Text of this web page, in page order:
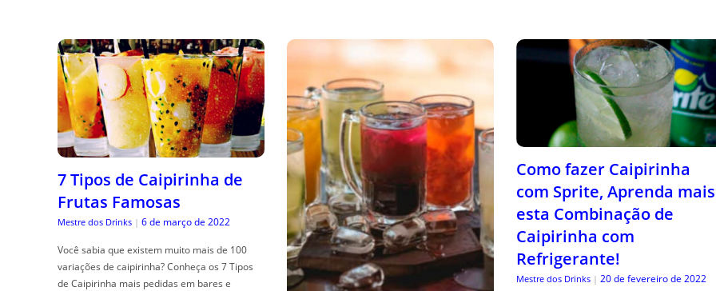
7 Tipos de Caipirinha de
Frutas Famosas
Mestre dos Drinks | 6 de março de 2022
Você sabia que existem muito mais de 100
variações de caipirinha? Conheça os 7 Tipos
de Caipirinha mais pedidas em bares e
Como fazer Caipirinha
com Sprite, Aprenda mais
esta Combinação de
Caipirinha com
Refrigerante!
Mestre dos Drinks | 20 de fevereiro de 2022